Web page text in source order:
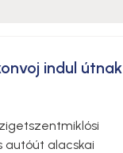
indul útnak
autóút alacskai